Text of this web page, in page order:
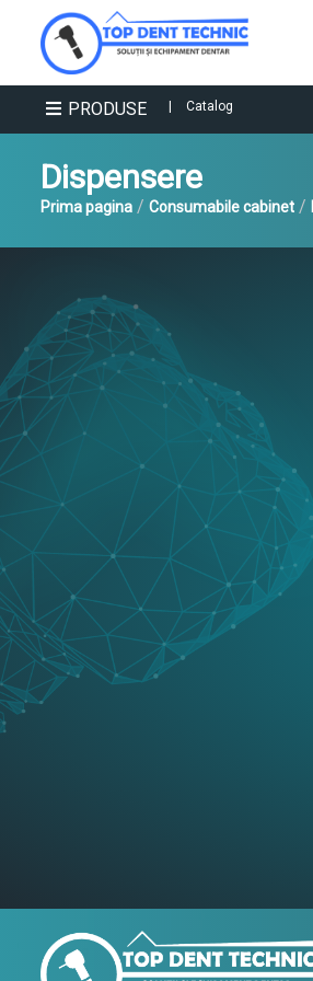
PRODUSE Catalog
Dispensere
Prima pagina / Consumabile cabinet /